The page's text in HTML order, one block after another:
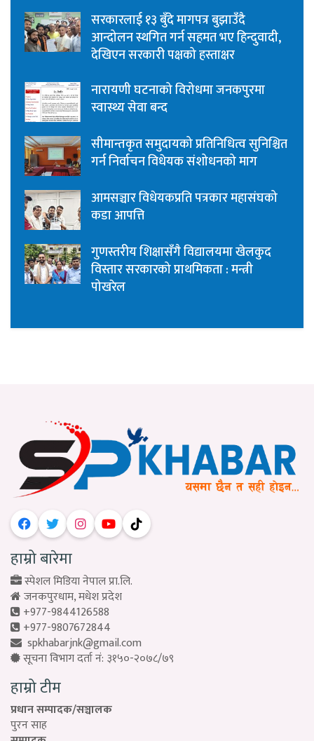
सरकारलाई १३ बुँदे मागपत्र बुझाउँदै
आन्दोलन स्थगित गर्न सहमत भए हिन्दुवादी,
देखिएन सरकारी पक्षको हस्ताक्षर
नारायणी घटनाको विरोधमा जनकपुरमा
स्वास्थ्य सेवा बन्द
सीमान्तकृत समुदायको प्रतिनिधित्व सुनिश्चित
गर्न निर्वाचन विधेयक संशोधनको माग
आमसञ्चार विधेयकप्रति पत्रकार महासंघको
कडा आपत्ति
गुणस्तरीय शिक्षासँगै विद्यालयमा खेलकुद
विस्तार सरकारको प्राथमिकता : मन्त्री
पोखरेल
हाम्रो बारेमा
स्पेशल मिडिया नेपाल प्रा.लि.
जनकपुरधाम, मधेश प्रदेश
+977-9844126588
+977-9807672844
spkhabarjnk@gmail.com
सूचना विभाग दर्ता नं: ३१५०-२०७८/७९
हाम्रो टीम
प्रधान सम्पादक/सञ्चालक
पुरन साह